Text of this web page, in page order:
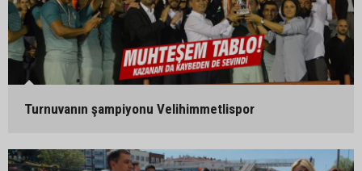
Turnuvanın şampiyonu Velihimmetlispor